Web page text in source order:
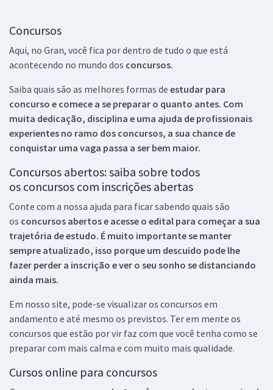
Concursos
Aqui, no Gran, você fica por dentro de tudo o que está
acontecendo no mundo dos concursos.
Saiba quais são as melhores formas de estudar para
concurso e comece a se preparar o quanto antes. Com
muita dedicação, disciplina e uma ajuda de profissionais
experientes no ramo dos concursos, a sua chance de
conquistar uma vaga passa a ser bem maior.
Concursos abertos: saiba sobre todos
os concursos com inscrições abertas
Conte com a nossa ajuda para ficar sabendo quais são
os concursos abertos e acesse o edital para começar a sua
trajetória de estudo. É muito importante se manter
sempre atualizado, isso porque um descuido pode lhe
fazer perder a inscrição e ver o seu sonho se distanciando
ainda mais.
Em nosso site, pode-se visualizar os concursos em
andamento e até mesmo os previstos. Ter em mente os
concursos que estão por vir faz com que você tenha como se
preparar com mais calma e com muito mais qualidade.
Cursos online para concursos